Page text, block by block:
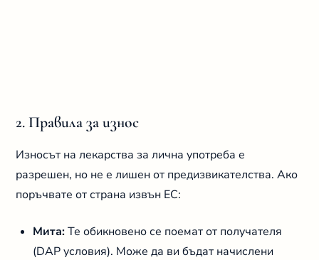
2. Правила за износ
Износът на лекарства за лична употреба е
разрешен, но не е лишен от предизвикателства. Ако
поръчвате от страна извън ЕС:
Мита:Те обикновено се поемат от получателя
(DAP условия). Може да ви бъдат начислени